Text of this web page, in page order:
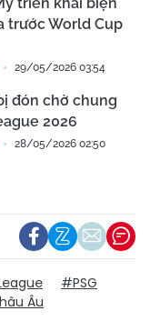
trước World Cup
29/05/2026 03:54
đón chờ chung
2026
28/05/2026 02:50
#PSG
Âu